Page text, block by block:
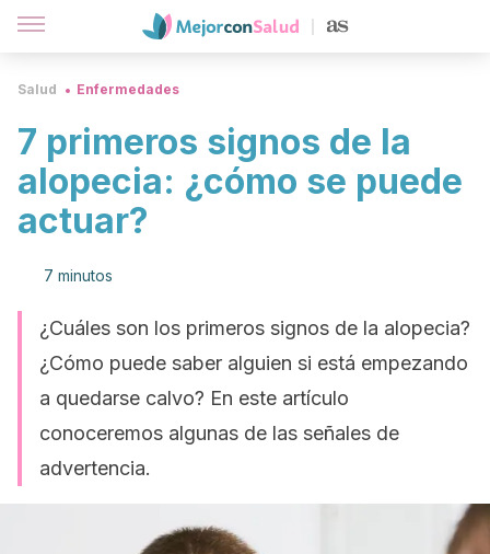
Salud Enfermedades
7 primeros signos de la
alopecia: ¿cómo se puede
actuar?
7 minutos
¿Cuáles son los primeros signos de la alopecia?
¿Cómo puede saber alguien si está empezando
a quedarse calvo? En este artículo
conoceremos algunas de las señales de
advertencia.